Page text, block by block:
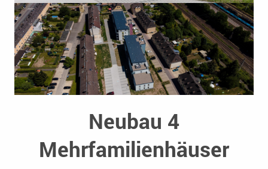
Neubau 4
Mehrfamilienhäuser